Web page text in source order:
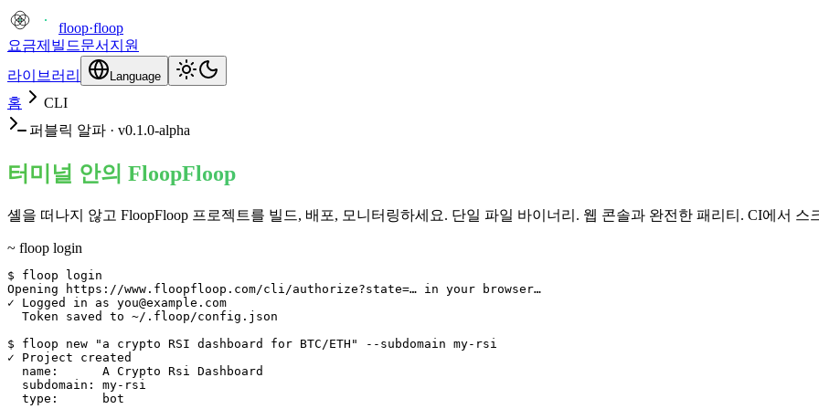
floop·floop
요금제 빌드문서 지원
라이브러리
Language
홈
CLI
퍼블릭 알파 · v0.1.0-alpha
터미널 안의 FloopFloop
셸을 떠나지 않고 FloopFloop 프로젝트를 빌드, 배포, 모니터링하세요. 단일 파일 바이너리. 웹 콘솔과 완전한 패리티. CI에서 스
~ floop login
$ floop login
Opening https://www.floopfloop.com/cli/authorize?state=… in your browser…
✓ Logged in as you@example.com
  Token saved to ~/.floop/config.json
$ floop new "a crypto RSI dashboard for BTC/ETH" --subdomain my-rsi
✓ Project created
  name:      A Crypto Rsi Dashboard
  subdomain: my-rsi
  type:      bot